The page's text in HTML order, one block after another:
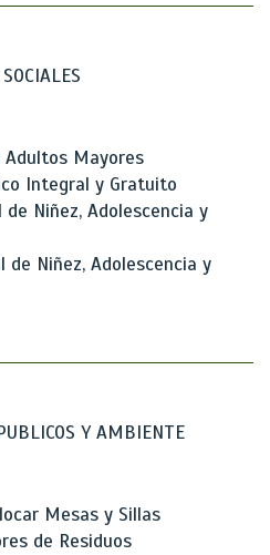
Mayores
Integral y Gratuito
Niñez, Adolescencia y
de Niñez, Adolescencia y
Y AMBIENTE
Mesas y Sillas
de Residuos